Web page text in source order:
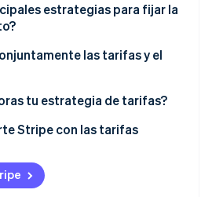
para tu cliente?
la gente?
funcionando ahora?
estrategias para fijar la
valor
la competencia
altos
las tarifas y el
tu estrategia de tarifas?
del cliente
de determinadas métricas
al precio
Stripe con las tarifas